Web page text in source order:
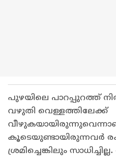
പുഴയിലെ പാറപ്പുറത്ത്
വഴുതി വെള്ളത്തിലേക്ക്
കൂടെയുണ്ടായിരുന്നവർ
ശ്രമിച്ചെങ്കിലും